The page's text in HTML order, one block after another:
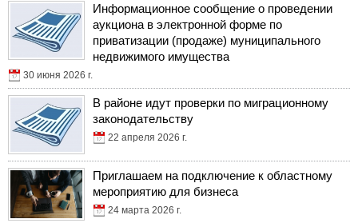
Информационное сообщение о проведении
аукциона в электронной форме по
приватизации (продаже) муниципального
недвижимого имущества
30 июня 2026 г.
В районе идут проверки по миграционному
законодательству
22 апреля 2026 г.
Приглашаем на подключение к областному
мероприятию для бизнеса
24 марта 2026 г.